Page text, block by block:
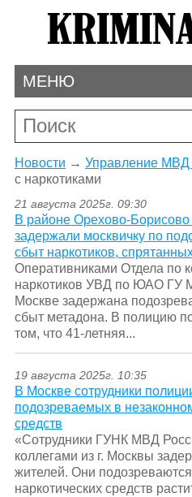
МЕНЮ
Новости → Управление МВД
с наркотиками
21 августа 2025г. 09:30
В районе Орехово-
задержали москвичку по
сбыт наркотиков,
Оперативниками Отдела по
наркотиков УВД по ЮАО ГУ
Москве задержана
сбыт метадона. В полицию
том, что 41-летняя...
19 августа 2025г. 10:35
В Москве сотрудники
подозреваемых в
средств
«Сотрудники ГУНК МВД
коллегами из г. Москвы
жителей. Они
наркотических средств